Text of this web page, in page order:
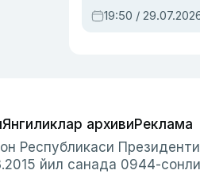
чиққан
Украина
19:50 /
Янгиликлар архивиРеклама
Республикаси Президенти
йил санада 0944-